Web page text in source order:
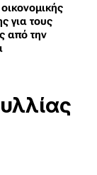
για τους
από την